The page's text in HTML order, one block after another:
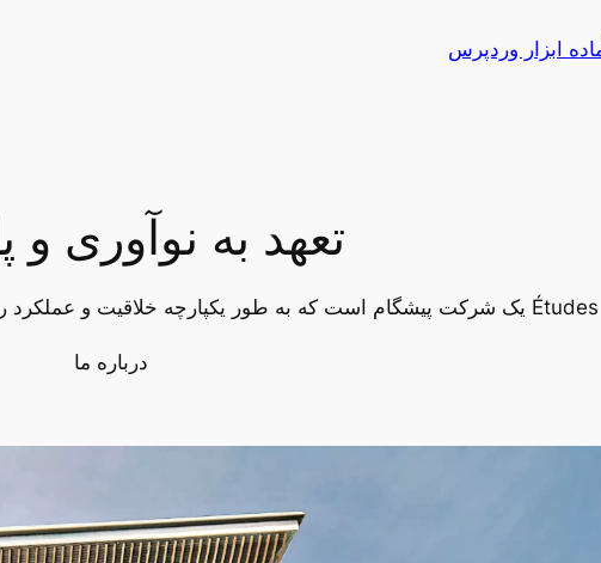
ابزار وردپرس
تعهد به نوآوری و
Études یک شرکت پیشگام است که به طور یکپارچه خلاقیت و عملکرد را برای بازتعریف برتری معماری ادغام می‌کند.
درباره ما